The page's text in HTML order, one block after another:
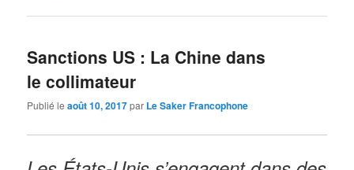
Sanctions US : La Chine dans
le collimateur
Publié leaoût 10, 2017par Le Saker Francophone